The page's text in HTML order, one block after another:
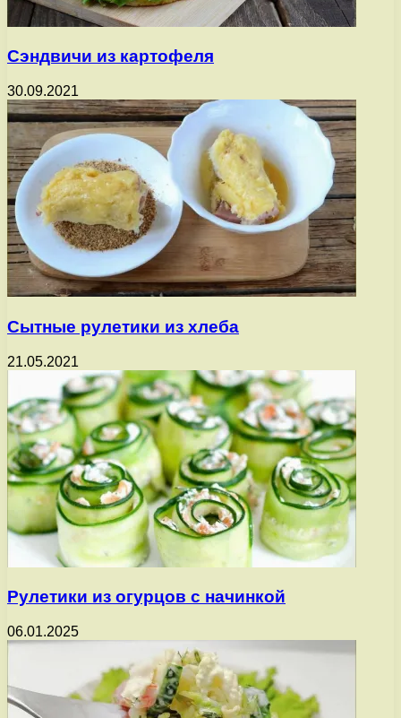
Сэндвичи из картофеля
30.09.2021
Сытные рулетики из хлеба
21.05.2021
Рулетики из огурцов с начинкой
06.01.2025